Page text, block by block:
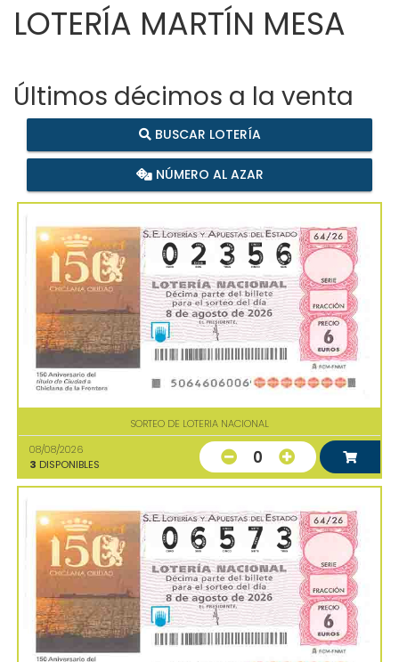
LOTERÍA MARTÍN MESA
Últimos décimos a la venta
BUSCAR LOTERÍA
NÚMERO AL AZAR
SORTEO DE LOTERIA NACIONAL
08/08/2026
3 DISPONIBLES 0